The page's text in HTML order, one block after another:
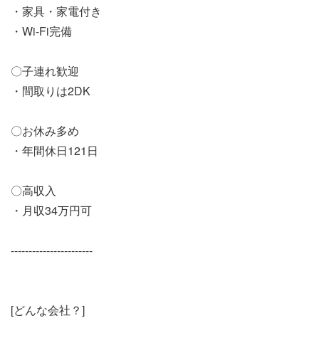
・家具・家電付き
・Wi-Fi完備
〇子連れ歓迎
・間取りは2DK
〇お休み多め
・年間休日121日
〇高収入
・月収34万円可
-----------------------
[どんな会社？]